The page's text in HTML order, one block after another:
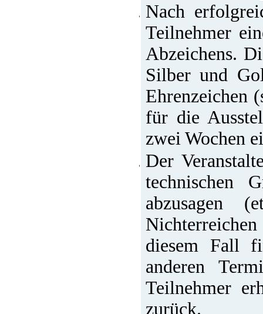
Nach
Teilnehmer
Abzeichens.
Silber und
Ehrenzeichen
für die
zwei Wochen
Der
technischen
abzusagen
diesem Fall
anderen
Teilnehmer
zurück.